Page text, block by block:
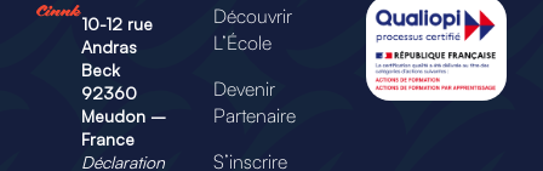
10-12 rue
Andras
Beck
92360
Meudon –
France
Déclaration
Découvrir
L’École
Devenir
Partenaire
S’inscrire